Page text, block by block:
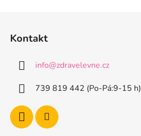
Kontakt
info@zdravelevne.cz
739 819 442 (Po-Pá:9-15 h)